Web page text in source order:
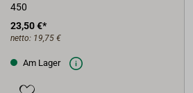
450
23,50 €*
netto: 19,75 €
Am Lager